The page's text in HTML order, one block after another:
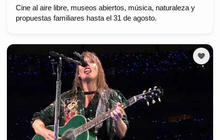
Cine al aire libre, museos abiertos, música, naturaleza y
propuestas familiares hasta el 31 de agosto.